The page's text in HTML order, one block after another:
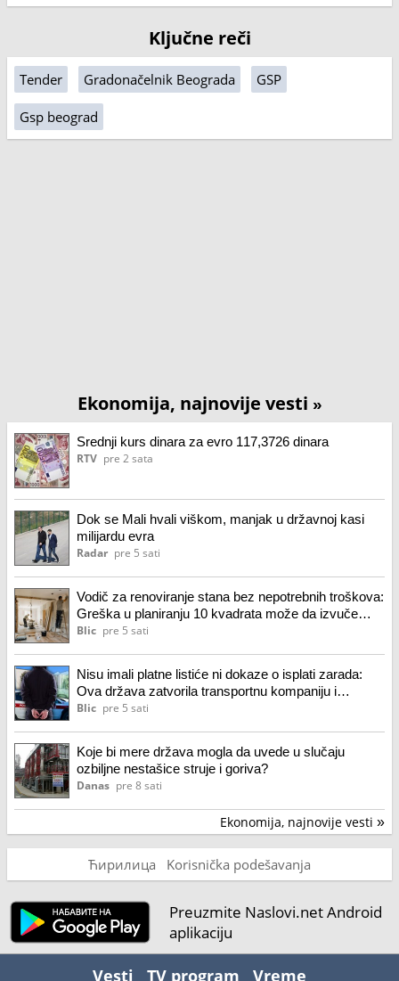
Ključne reči
Tender Gradonačelnik Beograda GSP
Gsp beograd
Ekonomija, najnovije vesti »
Srednji kurs dinara za evro 117,3726 dinara
RTV pre 2 sata
Dok se Mali hvali viškom, manjak u državnoj kasi
milijardu evra
Radar pre 5 sati
Vodič za renoviranje stana bez nepotrebnih troškova:
Greška u planiranju 10 kvadrata može da izvuče
7.000 evra iz džepa!
Blic pre 5 sati
Nisu imali platne listiće ni dokaze o isplati zarada:
Ova država zatvorila transportnu kompaniju i
odrezala kaznu od 315.000 evra
Blic pre 5 sati
Koje bi mere država mogla da uvede u slučaju
ozbiljne nestašice struje i goriva?
Danas pre 8 sati
Ekonomija, najnovije vesti »
Ћирилица Korisnička podešavanja
Preuzmite Naslovi.net Android
aplikaciju
Vesti TV program Vreme